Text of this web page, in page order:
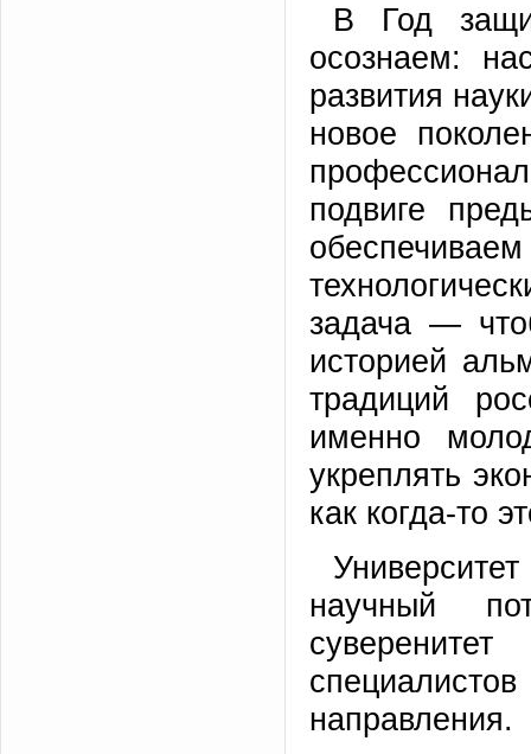
В Год
осознаем:
развития
новое
подвиге
задача —
историей
традиций
именно
укреплять
как когда-то
научный
направления.